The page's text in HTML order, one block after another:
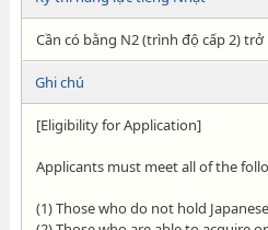
Cần có bằng N2 (trình độ cấp 2) trở
Ghi chú
[Eligibility for Application]
Applicants must meet all of the
(1) Those who do not hold